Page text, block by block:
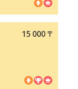
15 000₸